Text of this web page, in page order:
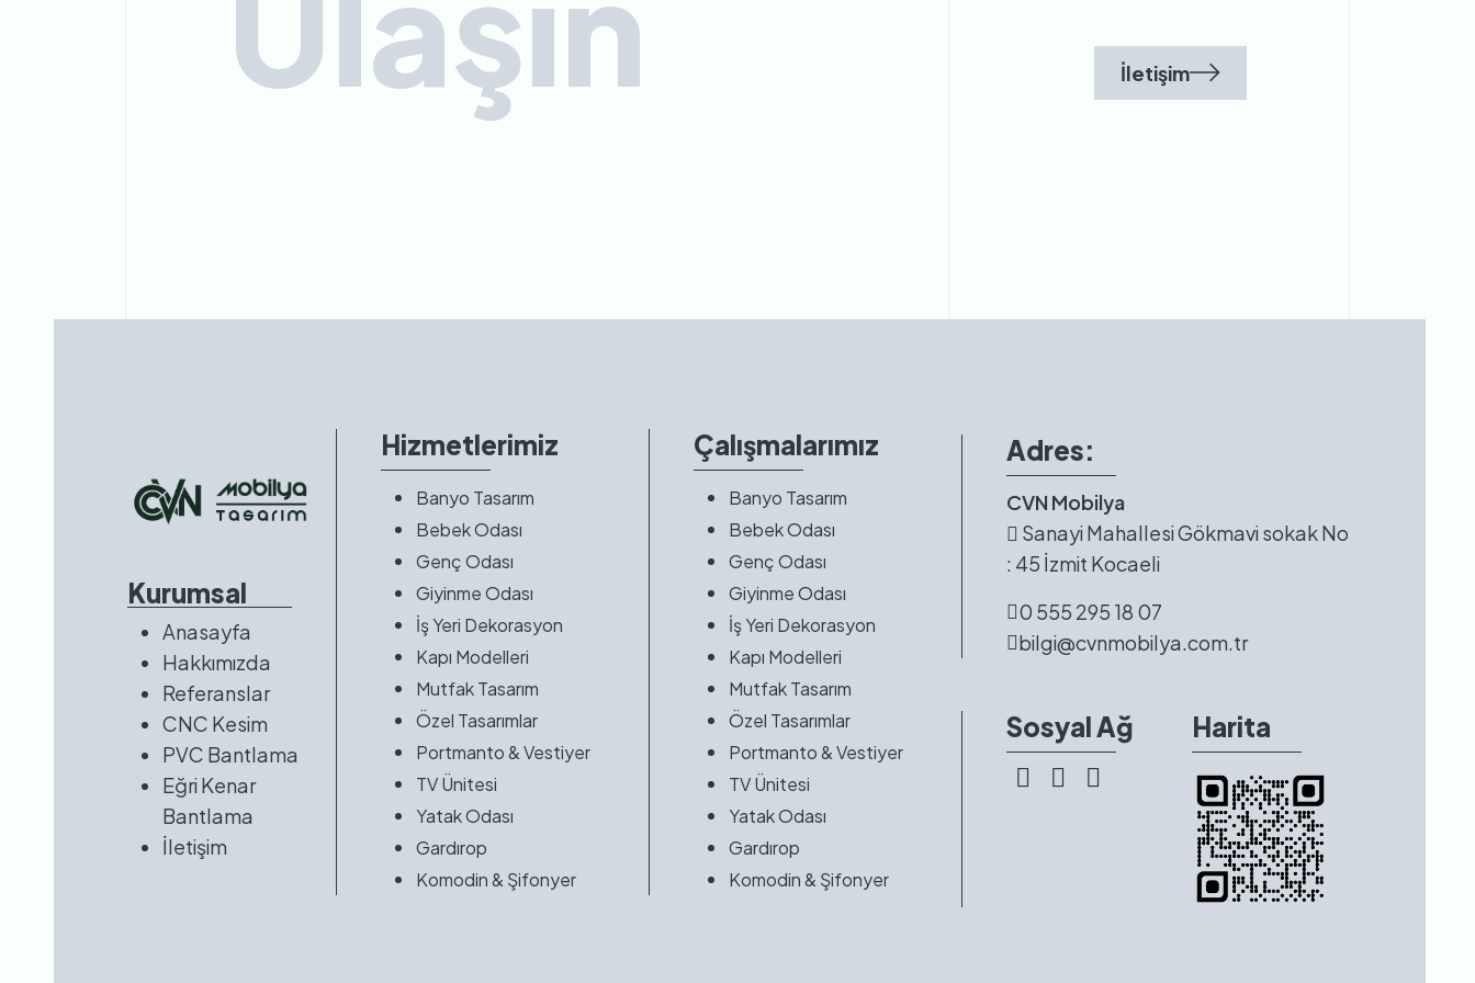
İletişim
Kurumsal
Anasayfa
Hakkımızda
Referanslar
CNC Kesim
PVC Bantlama
Eğri Kenar
Bantlama
İletişim
Hizmetlerimiz
Banyo Tasarım
Bebek Odası
Genç Odası
Giyinme Odası
İş Yeri Dekorasyon
Kapı Modelleri
Mutfak Tasarım
Özel Tasarımlar
Portmanto & Vestiyer
TV Ünitesi
Yatak Odası
Gardırop
Komodin & Şifonyer
Çalışmalarımız
Banyo Tasarım
Bebek Odası
Genç Odası
Giyinme Odası
İş Yeri Dekorasyon
Kapı Modelleri
Mutfak Tasarım
Özel Tasarımlar
Portmanto & Vestiyer
TV Ünitesi
Yatak Odası
Gardırop
Komodin & Şifonyer
Adres:
CVN Mobilya
Sanayi Mahallesi Gökmavi sokak No
: 45 İzmit Kocaeli
0 555 295 18 07
bilgi@cvnmobilya.com.tr
Sosyal Ağ Harita